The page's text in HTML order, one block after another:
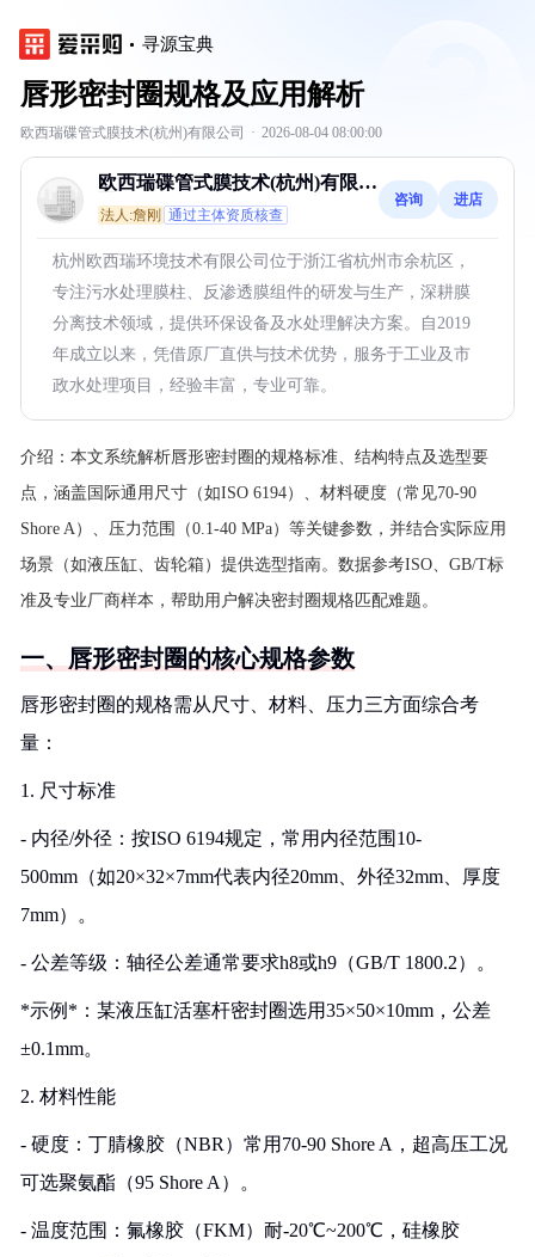
寻源宝典
唇形密封圈规格及应用解析
欧西瑞碟管式膜技术(杭州)有限公司 · 2026-08-04 08:00:00
欧西瑞碟管式膜技术(杭州)有限公
司
法人:詹刚 通过主体资质核查
咨询 进店
杭州欧西瑞环境技术有限公司位于浙江省杭州市余杭区，
专注污水处理膜柱、反渗透膜组件的研发与生产，深耕膜
分离技术领域，提供环保设备及水处理解决方案。自2019
年成立以来，凭借原厂直供与技术优势，服务于工业及市
政水处理项目，经验丰富，专业可靠。
介绍： 本文系统解析唇形密封圈的规格标准、结构特点及选型要
点，涵盖国际通用尺寸（如ISO 6194）、材料硬度（常见70-90
Shore A）、压力范围（0.1-40 MPa）等关键参数，并结合实际应用
场景（如液压缸、齿轮箱）提供选型指南。数据参考ISO、GB/T标
准及专业厂商样本，帮助用户解决密封圈规格匹配难题。
一、唇形密封圈的核心规格参数
唇形密封圈的规格需从尺寸、材料、压力三方面综合考
量：
1. 尺寸标准
- 内径/外径：按ISO 6194规定，常用内径范围10-
500mm（如20×32×7mm代表内径20mm、外径32mm、厚度
7mm）。
- 公差等级：轴径公差通常要求h8或h9（GB/T 1800.2）。
*示例*：某液压缸活塞杆密封圈选用35×50×10mm，公差
±0.1mm。
2. 材料性能
- 硬度：丁腈橡胶（NBR）常用70-90 Shore A，超高压工况
可选聚氨酯（95 Shore A）。
- 温度范围：氟橡胶（FKM）耐-20℃~200℃，硅橡胶